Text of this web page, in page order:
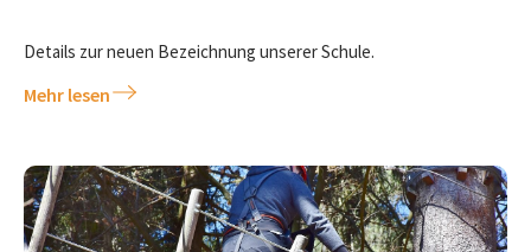
Details zur neuen Bezeichnung unserer Schule.
Mehr lesen